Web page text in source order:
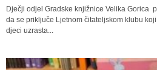
Dječji odjel Gradske knjižnice Velika Gorica
da se priključe Ljetnom čitateljskom klubu
djeci uzrasta...